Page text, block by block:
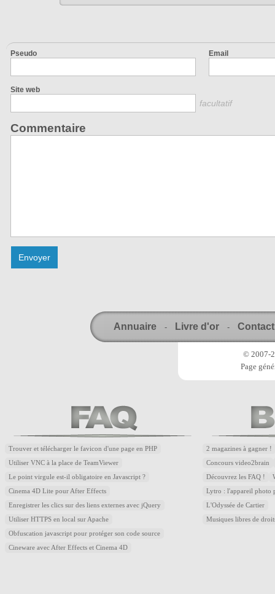
Pseudo Email
Site web
facultatif
Commentaire
Annuaire - Livre d'or - Contact
© 2007-
Page
Trouver et télécharger le favicon d'une page en PHP
Utiliser VNC à la place de TeamViewer
Le point virgule est-il obligatoire en Javascript ?
Cinema 4D Lite pour After Effects
Enregistrer les clics sur des liens externes avec jQuery
Utiliser HTTPS en local sur Apache
Obfuscation javascript pour protéger son code source
Cineware avec After Effects et Cinema 4D
2 magazines à gagner !
Concours video2brain
Découvrez les FAQ !
Lytro : l'appareil photo
L'Odyssée de Cartier
Musiques libres de